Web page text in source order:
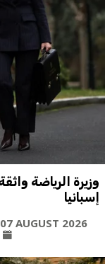
إسبانيا
07 AUGUST 2026